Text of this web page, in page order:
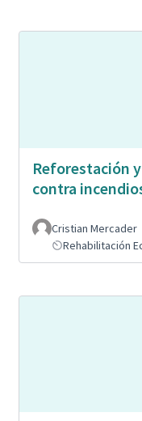
Reforestación
contra
Cristian Mercader
Rehabilitación